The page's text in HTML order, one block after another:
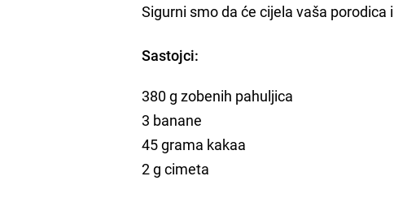
Sigurni smo da će cijela vaša
Sastojci:
380 g zobenih pahuljica
3 banane
45 grama kakaa
2 g cimeta